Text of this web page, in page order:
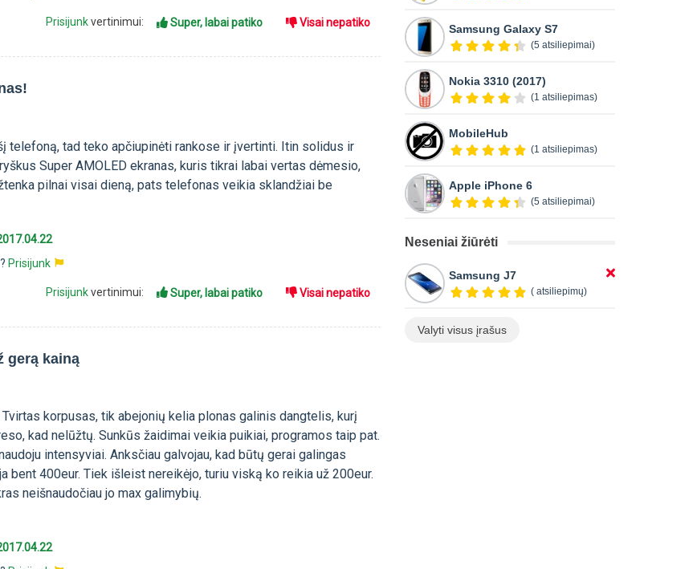
Prisijunkvertinimui: Super, labai patiko Visai nepatiko
telefoną, tad teko apčiupinėti rankose ir įvertinti. Itin solidus ir
Super AMOLED ekranas, kuris tikrai labai vertas dėmesio,
pilnai visai dieną, pats telefonas veikia sklandžiai be
Prisijunk
Prisijunkvertinimui: Super, labai patiko Visai nepatiko
gerą kainą
korpusas, tik abejonių kelia plonas galinis dangtelis, kurį
kad nelūžtų. Sunkūs žaidimai veikia puikiai, programos taip pat.
intensyviai. Anksčiau galvojau, kad būtų gerai galingas
bent 400eur. Tiek išleist nereikėjo, turiu viską ko reikia už 200eur.
neišnaudočiau jo max galimybių.
Samsung Galaxy S7
(5 atsiliepimai)
Nokia 3310 (2017)
(1 atsiliepimas)
MobileHub
(1 atsiliepimas)
Apple iPhone 6
(5 atsiliepimai)
Neseniai žiūrėti
Samsung J7
( atsiliepimų)
Valyti visus įrašus